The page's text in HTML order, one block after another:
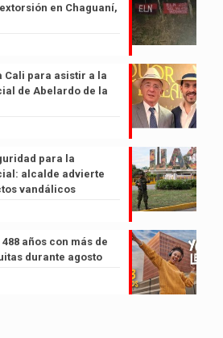
en Chaguaní,
Cali para asistir a la
de Abelardo de la
para la
alcalde advierte
vandálicos
años con más de
durante agosto